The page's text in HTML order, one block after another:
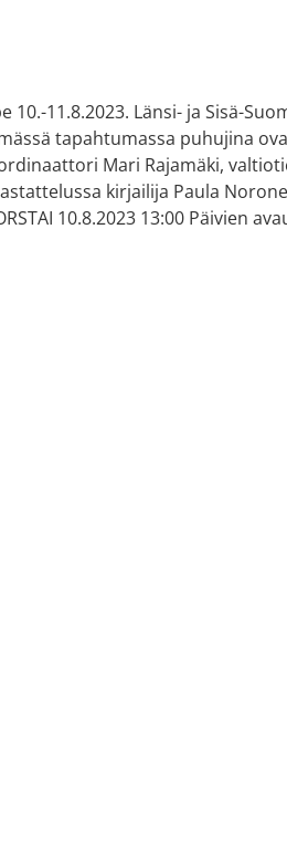
11.8.2023. Länsi- ja Sisä-
tapahtumassa puhujina
Mari Rajamäki,
kirjailija Paula
10.8.2023 13:00 Päivien